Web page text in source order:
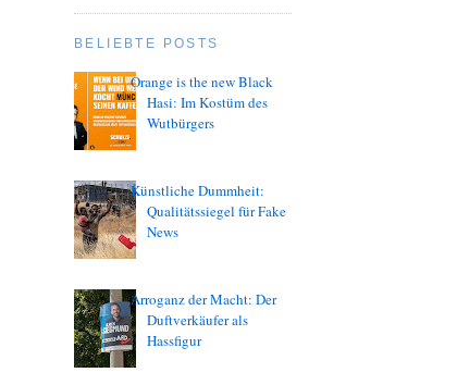
BELIEBTE POSTS
Orange is the new Black
Hasi: Im Kostüm des
Wutbürgers
Künstliche Dummheit:
Qualitätssiegel für Fake
News
Arroganz der Macht: Der
Duftverkäufer als
Hassfigur